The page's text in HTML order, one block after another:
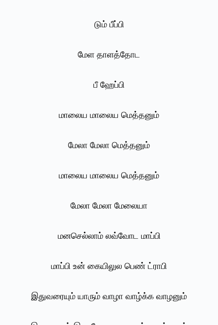
டும் பீப்பி
மேள தாளத்தோட
பீ ஹேப்பி
மாலைய மாலைய மெத்தனும்
மேலா மேலா மெத்தனும்
மாலைய மாலைய மெத்தனும்
மேலா மேலா மேலையா
மனசெல்லாம் லவ்வோட மாப்பி
மாப்பி உன் கையிலுல பெண் ட்ராபி
இதுவரையும் யாரும் வாழா வாழ்க்க வாழனும்